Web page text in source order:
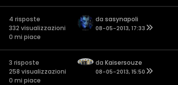
4 risposte
332 visualizzazioni
0 mi piace
da sasynapoli
08-05-2013, 17:33
3 risposte
258 visualizzazioni
0 mi piace
da Kaisersouze
08-05-2013, 15:50